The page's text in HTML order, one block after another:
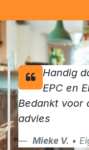
Handig
EPC en
Bedankt voor
advies
Mieke V. •